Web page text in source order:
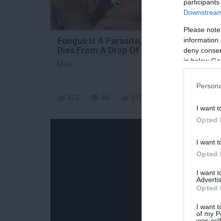
Please
information
deny
in below
I want
Opted
I want
Opted
I want
Opted
I want
of my
Fungus Is A Parasite, And It
Dies From A Drop Of Plain...
More
5
You